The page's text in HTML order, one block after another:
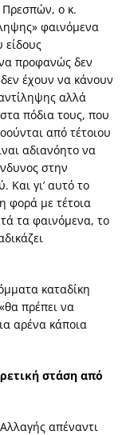
ο κ.
φαινόμενα
είδους
προφανώς δεν
έχουν να κάνουν
αλλά
πόδια τους, που
από τέτοιου
αδιανόητο να
στην
Και γι’ αυτό το
φορά με τέτοια
τα φαινόμενα, το
καταδίκη
πρέπει να
αρένα κάποια
στάση από
απέναντι